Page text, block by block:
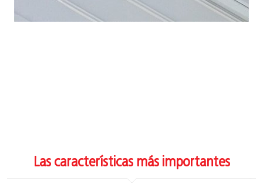
Las características más importantes